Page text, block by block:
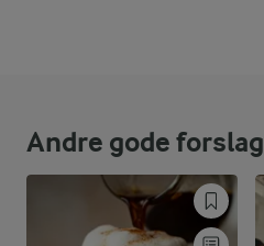
Fiber:
0,9 g
Andre gode forslag